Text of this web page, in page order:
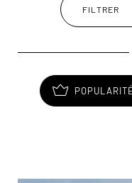
jusqu’à l’île de
Andino, planté de
de Chiloé ou la
FILTRER
POPULARITÉ